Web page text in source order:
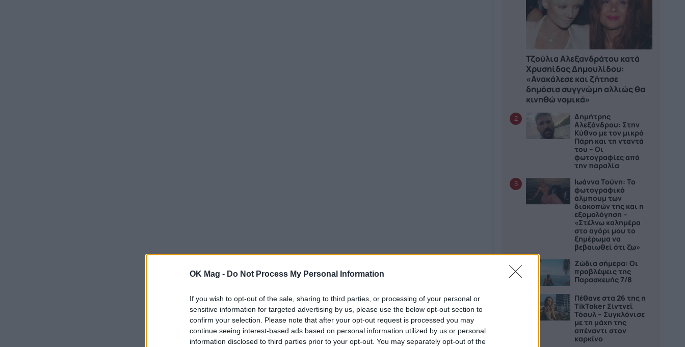
OK Mag - Do Not Process My Personal Information
If you wish to opt-out of the sale, sharing to third parties, or processing of your personal or
sensitive information for targeted advertising by us, please use the below opt-out section to
confirm your selection. Please note that after your opt-out request is processed you may
continue seeing interest-based ads based on personal information utilized by us or personal
information disclosed to third parties prior to your opt-out. You may separately opt-out of the
Τζούλια Αλεξανδράτου κατά
Χρυσηίδας Δημουλίδου:
«Ανακάλεσε και ζήτησε
δημόσια συγγνώμη αλλιώς θα
κινηθώ νομικά»
2
Δημήτρης
Αλεξάνδρου: Στην
Κύθνο με τον μικρό
Πάρη και τη νταντά
του – Οι
φωτογραφίες από
την παραλία
3
Ιωάννα Τούνη: Το
φωτογραφικό
άλμπουμ των
διακοπών της και η
εξομολόγηση –
«Στέλνω καλημέρα
στο αγόρι μου το
ξημέρωμα να
βεβαιωθεί ότι ζω»
Ζώδια σήμερα: Οι
προβλέψεις της
Παρασκευής 7/8
Πέθανε στα 26 της η
TikToker Σίντνεϊ
Τόουλ – Συγκλόνισε
με τη μάχη της
απέναντι στον
καρκίνο